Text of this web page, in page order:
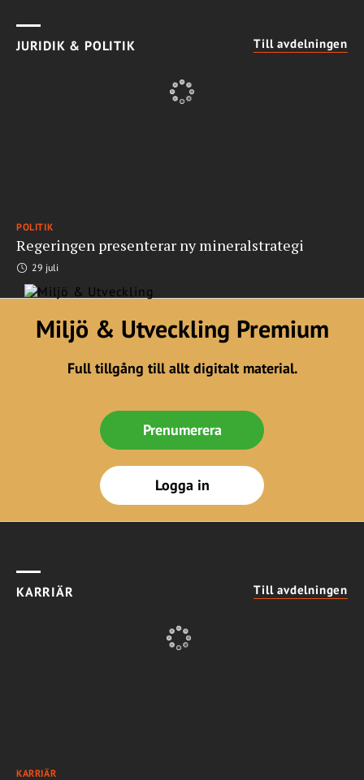
JURIDIK & POLITIK Till avdelningen
POLITIK
Regeringen presenterar ny mineralstrategi
29 juli
Miljö & Utveckling Premium
Full tillgång till allt digitalt material.
Prenumerera
Logga in
KARRIÄR Till avdelningen
KARRIÄR